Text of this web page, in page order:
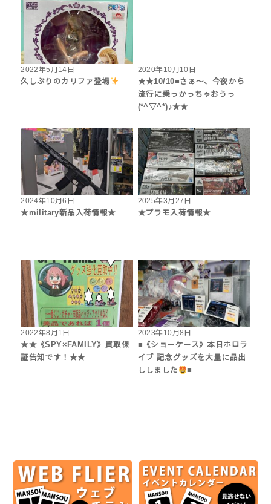
2022年5月14日
久しぶりのカリファ登場
2020年10月10日
★★10/10■さぁ〜、今夜から
流行に乗っかっちゃおうっ
(*^▽^*)♪★★
2024年10月6日
★military新品入荷情報★
2025年3月27日
★プラモ入荷情報★
2022年8月1日
★★《SPY×FAMILY》買取保
証告知です！★★
2023年10月8日
■《ショーケース》本日ホロラ
イブ 記念グッズを大量に品出
ししました
■